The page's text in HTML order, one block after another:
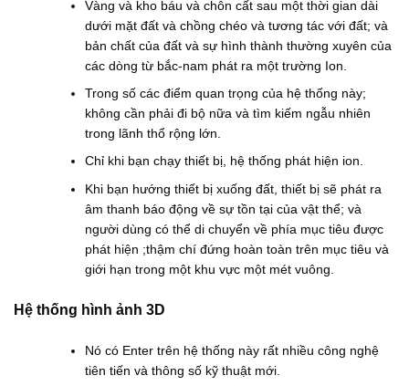
Vàng và kho báu và chôn cất sau một thời gian dài
dưới mặt đất và chồng chéo và tương tác với đất; và
bản chất của đất và sự hình thành thường xuyên của
các dòng từ bắc-nam phát ra một trường Ion.
Trong số các điểm quan trọng của hệ thống này;
không cần phải đi bộ nữa và tìm kiếm ngẫu nhiên
trong lãnh thổ rộng lớn.
Chỉ khi bạn chạy thiết bị, hệ thống phát hiện ion.
Khi bạn hướng thiết bị xuống đất, thiết bị sẽ phát ra
âm thanh báo động về sự tồn tại của vật thể; và
người dùng có thể di chuyển về phía mục tiêu được
phát hiện ;thậm chí đứng hoàn toàn trên mục tiêu và
giới hạn trong một khu vực một mét vuông.
Hệ thống hình ảnh 3D
Nó có Enter trên hệ thống này rất nhiều công nghệ
tiên tiến và thông số kỹ thuật mới.